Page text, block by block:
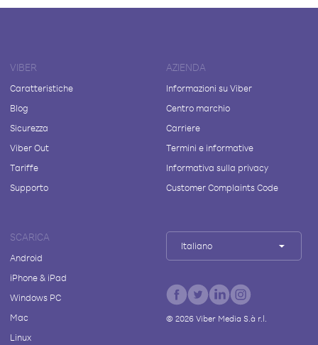
VIBER
Caratteristiche
Blog
Sicurezza
Viber Out
Tariffe
Supporto
AZIENDA
Informazioni su Viber
Centro marchio
Carriere
Termini e informative
Informativa sulla privacy
Customer Complaints Code
SCARICA
Android
iPhone & iPad
Windows PC
Mac
Linux
Italiano
© 2026Viber Media S.à r.l.